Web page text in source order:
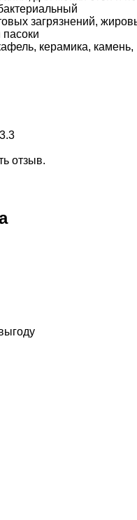
загрязнений,
пасоки
керамика,
отзыв.